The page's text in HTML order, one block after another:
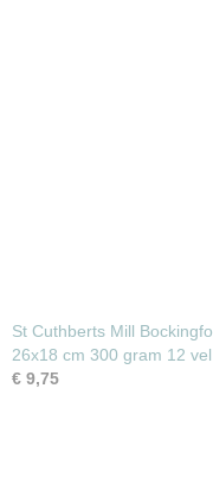
St Cuthberts Mill
26x18 cm 300 gram 12 vel
€ 9,75